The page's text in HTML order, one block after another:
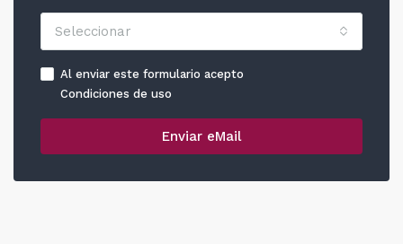
Seleccionar
Al enviar este formulario acepto
Condiciones de uso
Enviar eMail